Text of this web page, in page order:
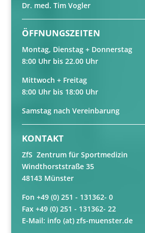
Dr. med. Tim Vogler
ÖFFNUNGSZEITEN
Montag, Dienstag + Donnerstag
8:00 Uhr bis 22.00 Uhr
Mittwoch + Freitag
8:00 Uhr bis 18:00 Uhr
Samstag nach Vereinbarung
KONTAKT
ZfS Zentrum für Sportmedizin
Windthorststraße 35
48143 Münster
Fon +49 (0) 251 - 131362- 0
Fax +49 (0) 251 - 131362- 22
E-Mail: info (at) zfs-muenster.de